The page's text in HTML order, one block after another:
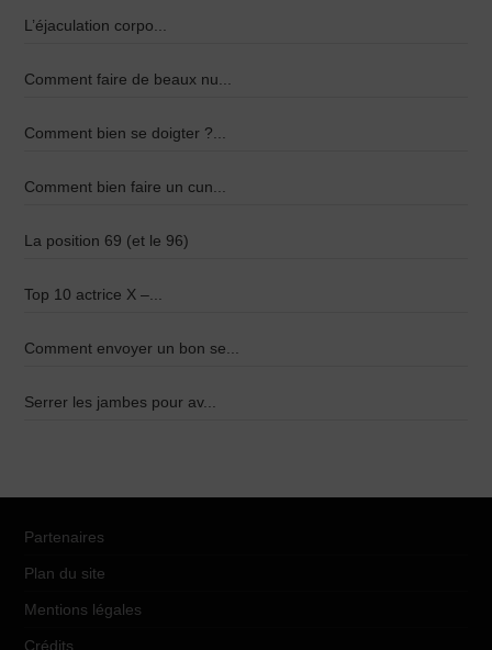
L’éjaculation corpo...
Comment faire de beaux nu...
Comment bien se doigter ?...
Comment bien faire un cun...
La position 69 (et le 96)
Top 10 actrice X –...
Comment envoyer un bon se...
Serrer les jambes pour av...
Partenaires
Plan du site
Mentions légales
Crédits